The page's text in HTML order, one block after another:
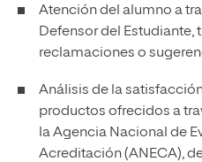
Atención del alumno a
Defensor del Estudiante,
reclamaciones o
Análisis de la
productos ofrecidos a
la Agencia Nacional de
Acreditación (ANECA),